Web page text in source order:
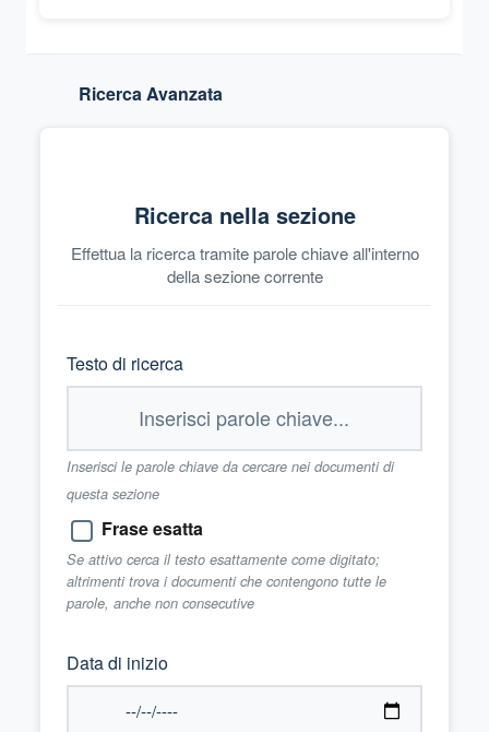
Ricerca Avanzata
Ricerca nella sezione
Effettua la ricerca tramite parole chiave all'interno
della sezione corrente
Testo di ricerca
Inserisci le parole chiave da cercare nei documenti di
questa sezione
Frase esatta
Se attivo cerca il testo esattamente come digitato;
altrimenti trova i documenti che contengono tutte le
parole, anche non consecutive
Data di inizio